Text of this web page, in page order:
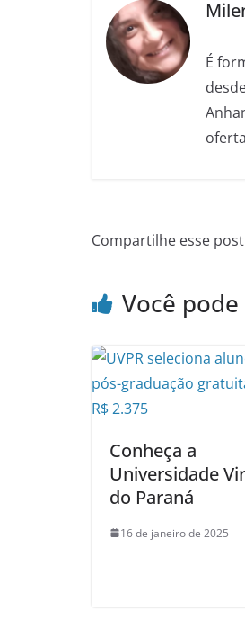
É
Compartilhe esse
Você
Conheça a
Universidade
do Paraná
16 de janeiro de 2025